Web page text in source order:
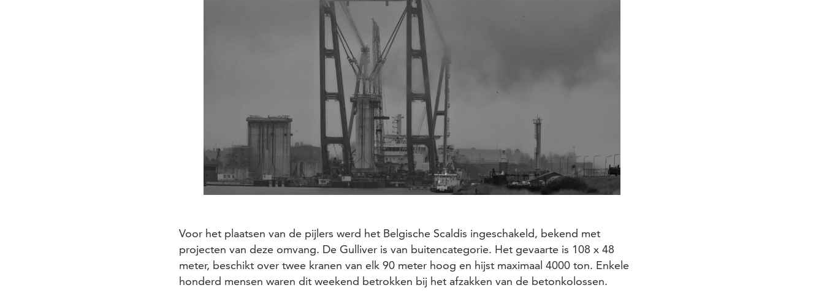
Voor het plaatsen van de pijlers werd het Belgische Scaldis ingeschakeld, bekend met
projecten van deze omvang. De Gulliver is van buitencategorie. Het gevaarte is 108 x 48
meter, beschikt over twee kranen van elk 90 meter hoog en hijst maximaal 4000 ton. Enkele
honderd mensen waren dit weekend betrokken bij het afzakken van de betonkolossen.